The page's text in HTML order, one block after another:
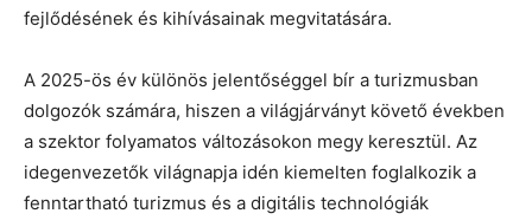
fejlődésének és kihívásainak megvitatására.
A 2025-ös év különös jelentőséggel bír a turizmusban
dolgozók számára, hiszen a világjárványt követő években
a szektor folyamatos változásokon megy keresztül. Az
idegenvezetők világnapja idén kiemelten foglalkozik a
fenntartható turizmus és a digitális technológiák